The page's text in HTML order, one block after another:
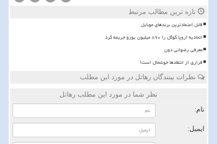
تازه ترین مطالب مرتبط
قابل اعتمادترین برندهای موبایل
اتحادیه اروپا گوگل را ۸۹۰ میلیون یورو جریمه کرد
معرفی رضوانی دون
فراری از انتقادها خوشحال است!
نظرات بینندگان رهاتل در مورد این مطلب
نظر شما در مورد این مطلب رهاتل
نام:
ایمیل: